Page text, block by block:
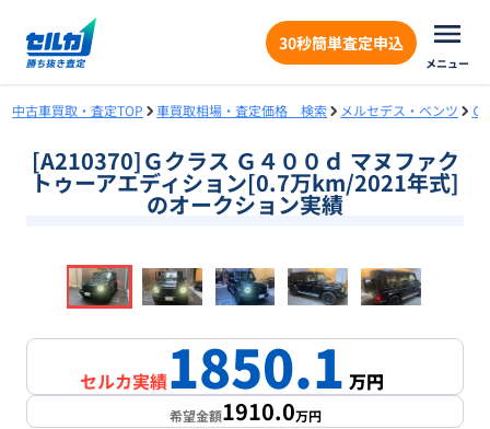
30秒簡単査定申込
メニュー
中古車買取・査定TOP 車買取相場・査定価格 検索 メルセデス・ベンツ Ｇ
[A210370]Ｇクラス Ｇ４００ｄ マヌファク
トゥーアエディション[0.7万km/2021年式]
のオークション実績
1/18
セルカ実績1850.1万円
希望金額1910.0万円